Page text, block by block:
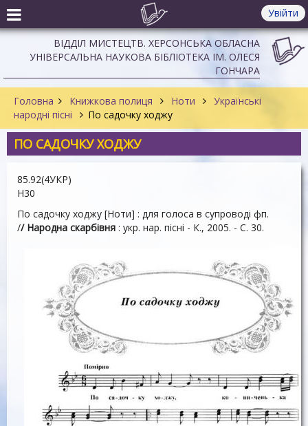
Увійти
ВІДДІЛ МИСТЕЦТВ. ХЕРСОНСЬКА ОБЛАСНА
УНІВЕРСАЛЬНА НАУКОВА БІБЛІОТЕКА ІМ. ОЛЕСЯ
ГОНЧАРА
Головна Книжкова полиця Ноти
Українські
народні пісні
По садочку ходжу
ПО САДОЧКУ ХОДЖУ
85.92(4УКР)
Н30
По садочку ходжу [Ноти] : для голоса в супроводі фп.
// Народна скарбівня : укр. нар. пісні - К., 2005. - С. 30.